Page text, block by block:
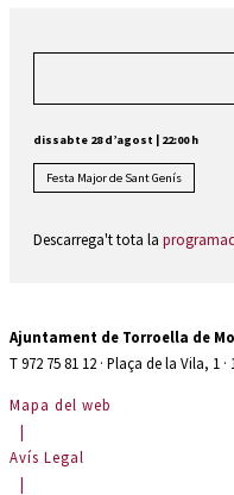
dissabte 28 d’agost 22:00 h
Festa Major de Sant Genís
Descarrega't tota la
Ajuntament de Torroella de
T 972 75 81 12 · Plaça de la Vila, 1
Mapa del web
|
Avís Legal
|